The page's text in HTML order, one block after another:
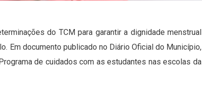
do TCM para garantir a dignidade menstrual
Em documento publicado no Diário Oficial do Município,
de cuidados com as estudantes nas escolas da